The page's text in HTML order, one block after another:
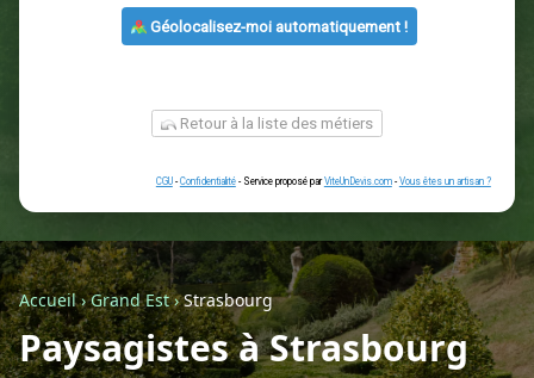
ou
Géolocalisez-moi automatiquement !
Retour à la liste des métiers
Accueil›Grand Est›Strasbourg
Paysagistes à Strasbourg